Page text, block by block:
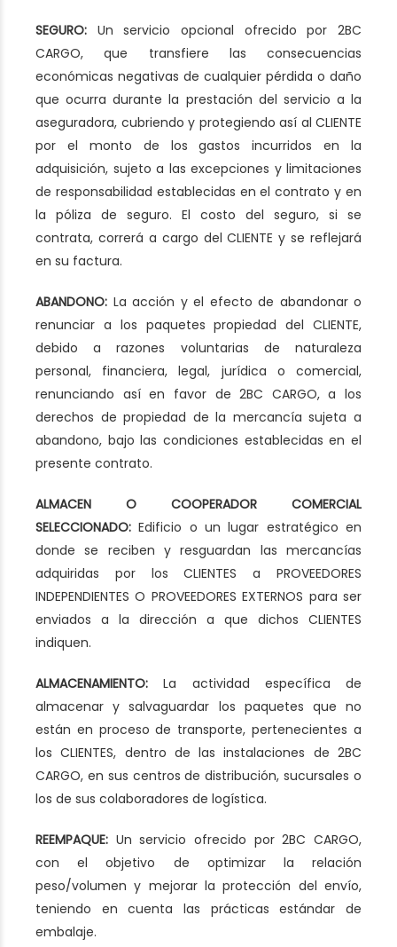
SEGURO: Un servicio opcional ofrecido por 2BC
CARGO, que transfiere las consecuencias
económicas negativas de cualquier pérdida o daño
que ocurra durante la prestación del servicio a la
aseguradora, cubriendo y protegiendo así al CLIENTE
por el monto de los gastos incurridos en la
adquisición, sujeto a las excepciones y limitaciones
de responsabilidad establecidas en el contrato y en
la póliza de seguro. El costo del seguro, si se
contrata, correrá a cargo del CLIENTE y se reflejará
en su factura.
ABANDONO: La acción y el efecto de abandonar o
renunciar a los paquetes propiedad del CLIENTE,
debido a razones voluntarias de naturaleza
personal, financiera, legal, jurídica o comercial,
renunciando así en favor de 2BC CARGO, a los
derechos de propiedad de la mercancía sujeta a
abandono, bajo las condiciones establecidas en el
presente contrato.
ALMACEN O COOPERADOR COMERCIAL
SELECCIONADO: Edificio o un lugar estratégico en
donde se reciben y resguardan las mercancías
adquiridas por los CLIENTES a PROVEEDORES
INDEPENDIENTES O PROVEEDORES EXTERNOS para ser
enviados a la dirección a que dichos CLIENTES
indiquen.
ALMACENAMIENTO: La actividad específica de
almacenar y salvaguardar los paquetes que no
están en proceso de transporte, pertenecientes a
los CLIENTES, dentro de las instalaciones de 2BC
CARGO, en sus centros de distribución, sucursales o
los de sus colaboradores de logística.
REEMPAQUE: Un servicio ofrecido por 2BC CARGO,
con el objetivo de optimizar la relación
peso/volumen y mejorar la protección del envío,
teniendo en cuenta las prácticas estándar de
embalaje.